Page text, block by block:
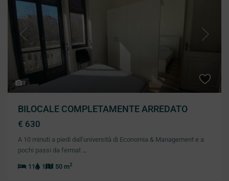
8
Previous Next
BILOCALE COMPLETAMENTE ARREDATO
€ 630
A 10 minuti a piedi dall'università di Economia & Management e a
pochi passi da fermat …
11 1 50 m2